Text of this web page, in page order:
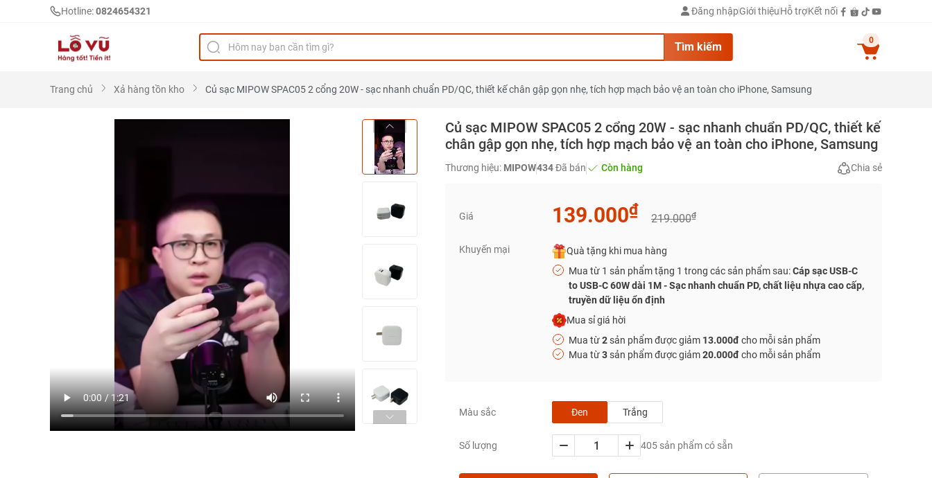
Hotline:0824654321 Đăng nhậpGiới thiệuHỗ trợKết nối
Tìm kiếm 0
Trang chủ Xả hàng tồn kho Củ sạc MIPOW SPAC05 2 cổng 20W - sạc nhanh chuẩn PD/QC, thiết kế chân gập gọn nhẹ, tích hợp mạch bảo vệ an toàn cho iPhone, Samsung
Củ sạc MIPOW SPAC05 2 cổng 20W - sạc nhanh chuẩn PD/QC, thiết kế
chân gập gọn nhẹ, tích hợp mạch bảo vệ an toàn cho iPhone, Samsung
Thương hiệu: MIPOW434Đã bán Còn hàng Chia sẻ
Giá 139.000₫
219.000₫
Khuyến mại
Quà tặng khi mua hàng
Mua từ 1 sản phẩm tặng 1 trong các sản phẩm sau:Cáp sạc USB-C
to USB-C 60W dài 1M - Sạc nhanh chuẩn PD, chất liệu nhựa cao cấp,
truyền dữ liệu ổn định
Mua sỉ giá hời
Mua từ2sản phẩm được giảm 13.000đcho mỗi sản phẩm
Mua từ3sản phẩm được giảm20.000đcho mỗi sản phẩm
Màu sắc Đen Trắng
Số lượng 405 sản phẩm có sẵn